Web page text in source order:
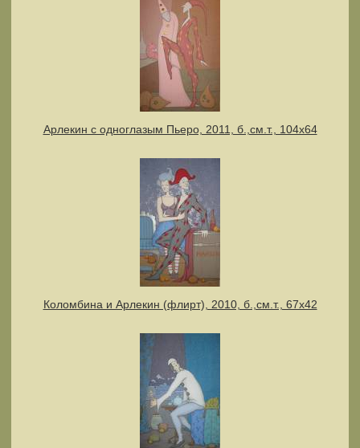
Арлекин с одноглазым Пьеро, 2011, б.,см.т., 104х64
Коломбина и Арлекин (флирт), 2010, б.,см.т., 67х42